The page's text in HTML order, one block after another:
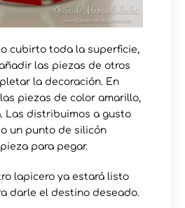
cubirto toda la superficie,
las piezas de otros
la decoración. En
piezas de color amarillo,
Las distribuimos a gusto
un punto de silicón
para pegar.
lapicero ya estará listo
darle el destino deseado.